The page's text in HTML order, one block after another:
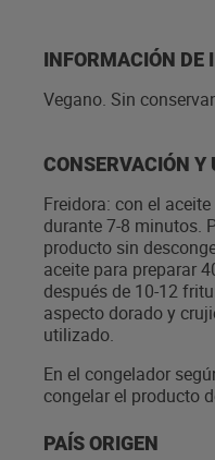
INFORMACIÓN DE
Vegano. Sin
CONSERVACIÓN Y
Freidora: con el
durante 7-8 minutos.
producto sin
aceite para preparar
después de 10-12
aspecto dorado y
utilizado.
En el congelador
congelar el producto
PAÍS ORIGEN